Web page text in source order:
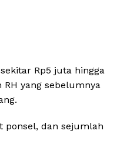
Rp5 juta hingga
yang sebelumnya
ponsel, dan sejumlah